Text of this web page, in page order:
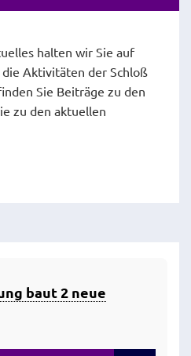
halten wir Sie auf
Aktivitäten der Schloß
Sie Beiträge zu den
zu den aktuellen
baut 2 neue